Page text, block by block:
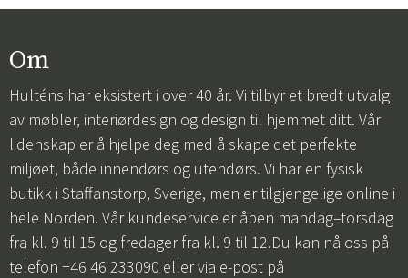
Om
Hulténs har eksistert i over 40 år. Vi tilbyr et bredt utvalg
av møbler, interiørdesign og design til hjemmet ditt. Vår
lidenskap er å hjelpe deg med å skape det perfekte
miljøet, både innendørs og utendørs. Vi har en fysisk
butikk i Staffanstorp, Sverige, men er tilgjengelige online i
hele Norden. Vår kundeservice er åpen mandag–torsdag
fra kl. 9 til 15 og fredager fra kl. 9 til 12.Du kan nå oss på
telefon +46 46 233090 eller via e-post på